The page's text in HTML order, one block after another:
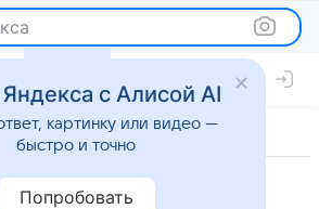
Светская жизнь
с Алисой AI
картинку или видео —
быстро и точно
Попробовать